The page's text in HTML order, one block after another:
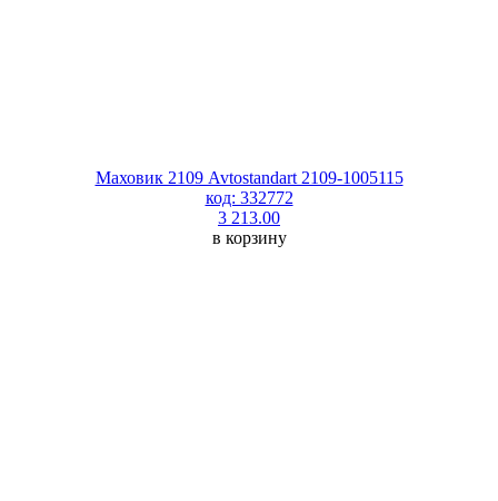
Маховик 2109 Avtostandart 2109-1005115
код: 332772
3 213.00
в корзину